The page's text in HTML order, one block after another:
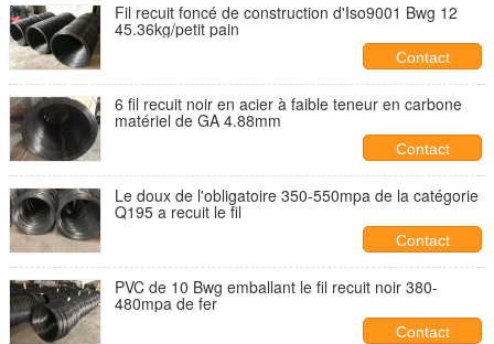
Fil recuit foncé de construction d'Iso9001 Bwg 12
45.36kg/petit pain
Contact
6 fil recuit noir en acier à faible teneur en carbone
matériel de GA 4.88mm
Contact
Le doux de l'obligatoire 350-550mpa de la catégorie
Q195 a recuit le fil
Contact
PVC de 10 Bwg emballant le fil recuit noir 380-
480mpa de fer
Contact